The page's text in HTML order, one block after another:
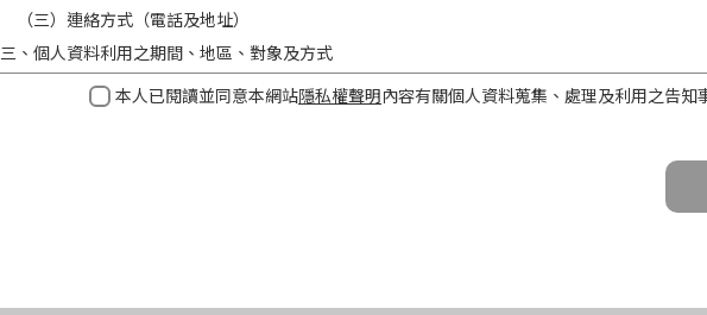
（三）連絡方式（電話及地址）
三、個人資料利用之期間、地區、對象及方式
（一）期間：蒐集之目的存續期間及依法令規定應為保存之期間。
本人已閱讀並同意本網站隱私權聲明內容有關個人資料蒐集、處理及利用之告知